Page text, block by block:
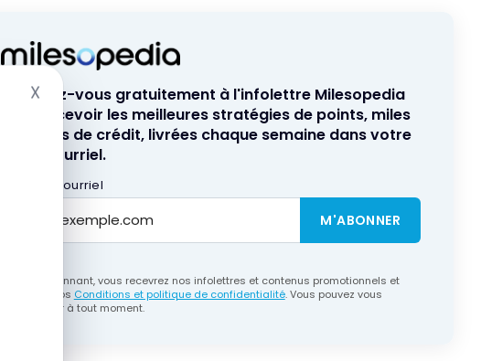
XMasquer le bandeau des cookies
Abonnez-vous gratuitement à l'infolettre Milesopedia
pour recevoir les meilleures stratégies de points, miles
et cartes de crédit, livrées chaque semaine dans votre
boîte courriel.
Adresse courriel
M'ABONNER
En vous abonnant, vous recevrez nos infolettres et contenus promotionnels et
acceptez nos Conditions et politique de confidentialité. Vous pouvez vous
désabonner à tout moment.